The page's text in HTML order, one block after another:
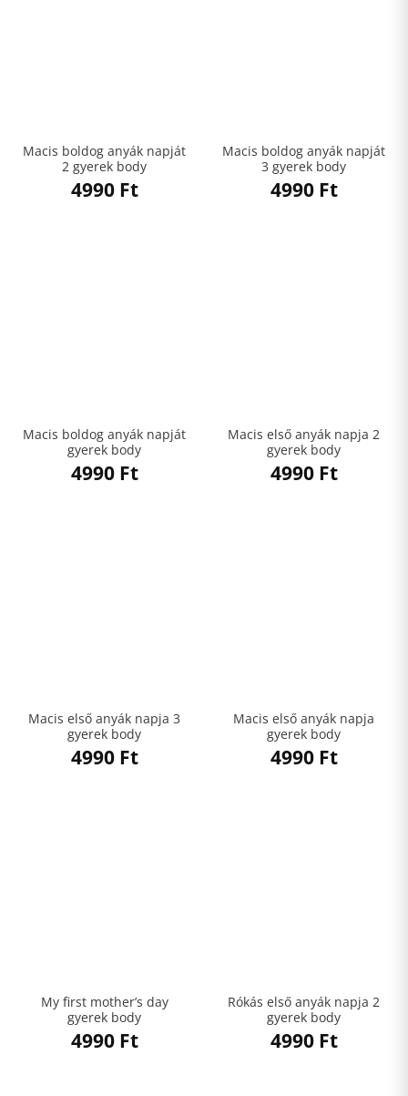
Macis boldog anyák napját
2 gyerek body
4990 Ft
Macis boldog anyák napját
3 gyerek body
4990 Ft
Macis boldog anyák napját
gyerek body
4990 Ft
Macis első anyák napja 2
gyerek body
4990 Ft
Macis első anyák napja 3
gyerek body
4990 Ft
Macis első anyák napja
gyerek body
4990 Ft
My first mother’s day
gyerek body
4990 Ft
Rókás első anyák napja 2
gyerek body
4990 Ft